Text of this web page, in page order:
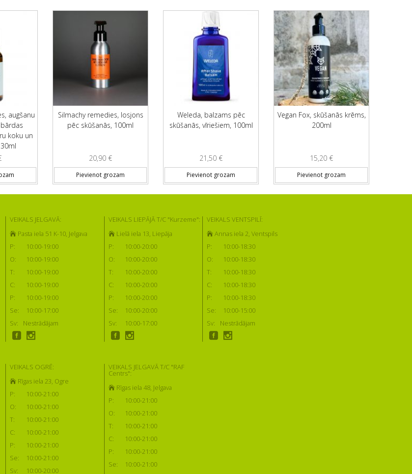
augšanu
koku un
Silmachy remedies, losjons
pēc skūšanās, 100ml
20,90 €
Pievienot grozam
Weleda, balzams pēc
skūšanās, vīriešiem, 100ml
21,50 €
Pievienot grozam
Vegan Fox, skūšanās krēms,
200ml
15,20 €
Pievienot grozam
VEIKALS JELGAVĀ:
Pasta iela 51 K-10, Jelgava
P:
10:00-19:00
O:
10:00-19:00
T:
10:00-19:00
C:
10:00-19:00
P:
10:00-19:00
Se:
10:00-17:00
Sv:
Nestrādājam
VEIKALS LIEPĀJĀ T/C "Kurzeme":
Lielā iela 13, Liepāja
P:
10:00-20:00
O:
10:00-20:00
T:
10:00-20:00
C:
10:00-20:00
P:
10:00-20:00
Se:
10:00-20:00
Sv:
10:00-17:00
VEIKALS VENTSPILĪ:
Annas iela 2, Ventspils
P:
10:00-18:30
O:
10:00-18:30
T:
10:00-18:30
C:
10:00-18:30
P:
10:00-18:30
Se:
10:00-15:00
Sv:
Nestrādājam
VEIKALS OGRĒ:
Rīgas iela 23, Ogre
P:
10:00-21:00
O:
10:00-21:00
T:
10:00-21:00
C:
10:00-21:00
P:
10:00-21:00
Se:
10:00-21:00
Sv:
10:00-20:00
VEIKALS JELGAVĀ T/C "RAF
Centrs":
Rīgas iela 48, Jelgava
P:
10:00-21:00
O:
10:00-21:00
T:
10:00-21:00
C:
10:00-21:00
P:
10:00-21:00
Se:
10:00-21:00